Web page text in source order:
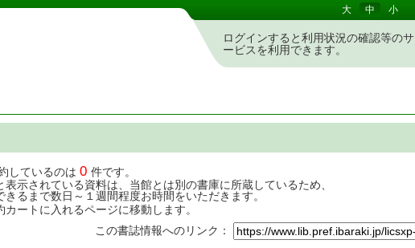
検索・予約システム 大 中 小
ログインすると利用状況の確認等のサ
ービスを利用できます。
しているのは 0 件です。
示されている資料は、当館とは別の書庫に所蔵しているため、
るまで数日～１週間程度お時間をいただきます。
カートに入れるページに移動します。
この書誌情報へのリンク：